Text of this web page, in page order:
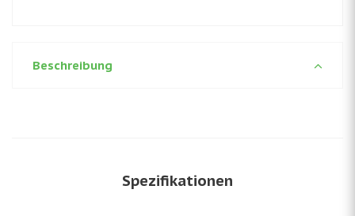
Beschreibung
Spezifikationen